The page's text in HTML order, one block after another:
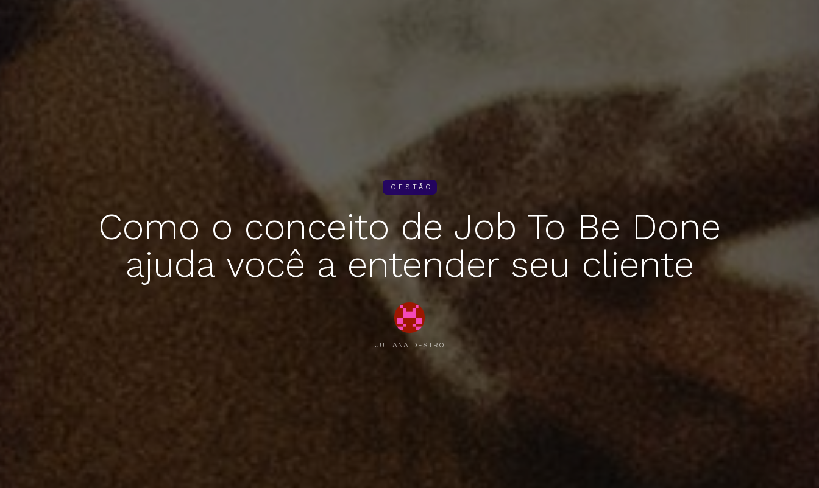
GESTÃO
Como o conceito de Job To Be Done
ajuda você a entender seu cliente
JULIANA DESTRO